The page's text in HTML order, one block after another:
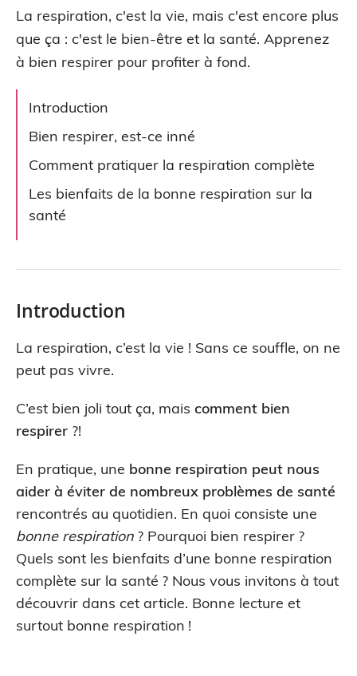
La respiration, c'est la vie, mais c'est encore plus
que ça : c'est le bien-être et la santé. Apprenez
à bien respirer pour profiter à fond.
Introduction
Bien respirer, est-ce inné
Comment pratiquer la respiration complète
Les bienfaits de la bonne respiration sur la
santé
Introduction
La respiration, c’est la vie ! Sans ce souffle, on ne
peut pas vivre.
C’est bien joli tout ça, mais comment bien
respirer ?!
En pratique, une bonne respiration peut nous
aider à éviter de nombreux problèmes de santé
rencontrés au quotidien. En quoi consiste une
bonne respiration ? Pourquoi bien respirer ?
Quels sont les bienfaits d’une bonne respiration
complète sur la santé ? Nous vous invitons à tout
découvrir dans cet article. Bonne lecture et
surtout bonne respiration !